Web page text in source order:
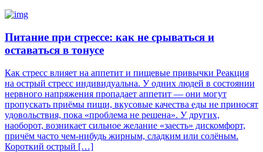
Питание при стрессе: как не срываться и
оставаться в тонусе
Как стресс влияет на аппетит и пищевые привычки Реакция
на острый стресс индивидуальна. У одних людей в состоянии
нервного напряжения пропадает аппетит — они могут
пропускать приёмы пищи, вкусовые качества еды не приносят
удовольствия, пока «проблема не решена». У других,
наоборот, возникает сильное желание «заесть» дискомфорт,
причём часто чем-нибудь жирным, сладким или солёным.
Короткий острый […]